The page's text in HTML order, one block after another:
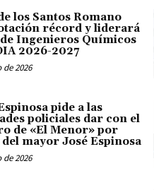
los Santos Romano
récord y liderará
Ingenieros Químicos
2026-2027
de 2026
pide a las
policiales dar con el
de «El Menor» por
mayor José Espinosa
de 2026